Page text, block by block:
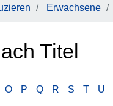
Erwachsene
Titel
O P Q R S T U